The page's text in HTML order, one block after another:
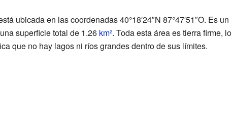
ubicada en las coordenadas 40°18′24″N 87°47′51″O. Es un
superficie total de 1.26 km². Toda esta área es tierra firme, lo
que no hay lagos ni ríos grandes dentro de sus límites.